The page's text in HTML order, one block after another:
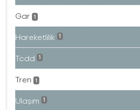
Gar 1
Hareketlilik 1
Tcdd 1
Tren 1
Ulaşım 1